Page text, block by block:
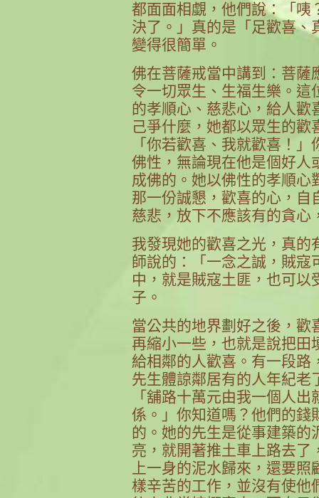
都面面相覷，他們說：「咦
決了。」真的是「足歡喜、
變得很簡單。
佛在菩薩戒當中講到：菩薩
令一切眾生、生福生樂。這
的孝順心、慈悲心，給人歡
己爭什麼，她都以眾生的
「你若歡喜、我就歡喜！
佛性，無論現在他是個好人
成佛的。她以佛性的孝順心
那一份誠懇，歡喜的心，自
慈悲，放下不應該有的貪心
我發現她的歡喜之光，真的
師說的：「一念之誠，賊寇
中，就是賊寇土匪，也可以
子。
當公共的地界劃好之後，歡
再縮小一些，也就是說把田
給相鄰的人歡喜。有一段路
先生體諒鄰居有的人年紀老
「舖路十萬元由我一個人
係。」你知道嗎？他們的錢
的。她的先生是從事建築的
亮，就開著推土車上路去了
上一身的泥水歸來，還要
樣辛苦的工作，並沒有使他